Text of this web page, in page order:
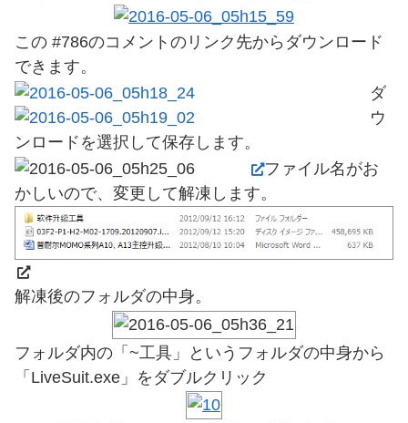
この #786のコメントのリンク先からダウンロード
できます。
ダ
ウ
ンロードを選択して保存します。
ファイル名がお
かしいので、変更して解凍します。
解凍後のフォルダの中身。
フォルダ内の「~工具」というフォルダの中身から
「LiveSuit.exe」をダブルクリック